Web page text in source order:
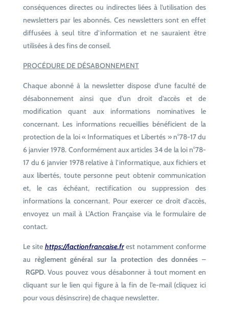
conséquences directes ou indirectes liées à l’utilisation des
newsletters par les abonnés. Ces newsletters sont en effet
diffusées à seul titre d’information et ne sauraient être
utilisées à des fins de conseil.
PROCÉDURE DE DÉSABONNEMENT
Chaque abonné à la newsletter dispose d’une faculté de
désabonnement ainsi que d’un droit d’accès et de
modification quant aux informations nominatives le
concernant. Les informations recueillies bénéficient de la
protection de la loi « Informatiques et Libertés » n°78-17 du
6 janvier 1978. Conformément aux articles 34 de la loi n°78-
17 du 6 janvier 1978 relative à l’informatique, aux fichiers et
aux libertés, toute personne peut obtenir communication
et, le cas échéant, rectification ou suppression des
informations la concernant. Pour exercer ce droit d’accès,
envoyez un mail à L’Action Française via le formulaire de
contact.
Le site https://lactionfrancaise.frest notamment conforme
au règlement général sur la protection des données –
RGPD. Vous pouvez vous désabonner à tout moment en
cliquant sur le lien qui figure à la fin de l’e-mail (cliquez ici
pour vous désinscrire) de chaque newsletter.